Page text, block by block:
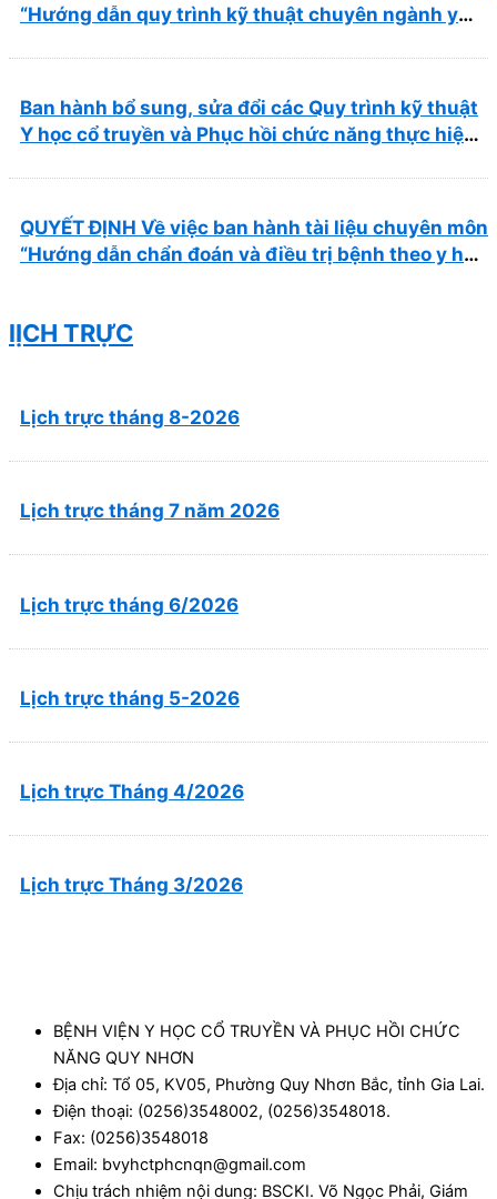
“Hướng dẫn quy trình kỹ thuật chuyên ngành y
Ban hành bổ sung, sửa đổi các Quy trình kỹ thuật
Y học cổ truyền và Phục hồi chức năng thực hiện
QUYẾT ĐỊNH Về việc ban hành tài liệu chuyên môn
“Hướng dẫn chẩn đoán và điều trị bệnh theo y học
lỊCH TRỰC
Lịch trực tháng 8-2026
Lịch trực tháng 7 năm 2026
Lịch trực tháng 6/2026
Lịch trực tháng 5-2026
Lịch trực Tháng 4/2026
Lịch trực Tháng 3/2026
BỆNH VIỆN Y HỌC CỔ TRUYỀN VÀ PHỤC HỒI CHỨC
NĂNG QUY NHƠN
Địa chỉ: Tổ 05, KV05, Phường Quy Nhơn Bắc, tỉnh Gia Lai.
Điện thoại: (0256)3548002, (0256)3548018.
Fax: (0256)3548018
Email: bvyhctphcnqn@gmail.com
Chịu trách nhiệm nội dung: BSCKI. Võ Ngọc Phải, Giám